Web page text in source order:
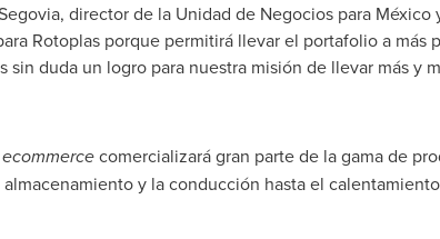
, director de la Unidad de Negocios para
Rotoplas porque permitirá llevar el portafolio a más
sin duda un logro para nuestra misión de llevar más y
ecommercecomercializará gran parte de la gama de
y la conducción hasta el